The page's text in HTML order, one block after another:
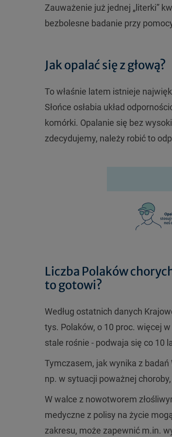
Zauważenie już jednej „literki”
bezbolesne badanie przy
Jak opalać się z głową?
To właśnie latem istnieje
Słońce osłabia układ
komórki. Opalanie się bez
zdecydujemy, należy robić to
Liczba Polaków
to gotowi?
Według ostatnich danych
tys. Polaków, o 10 proc. więcej
stale rośnie - podwaja się co 10
Tymczasem, jak wynika z
np. w sytuacji poważnej
W walce z nowotworem
medyczne z polisy na życie
zakresu, może zapewnić m.in.